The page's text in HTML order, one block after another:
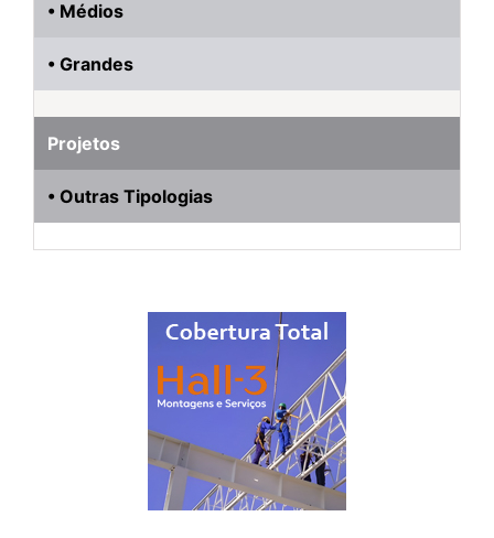
• Médios
• Grandes
Projetos
• Outras Tipologias